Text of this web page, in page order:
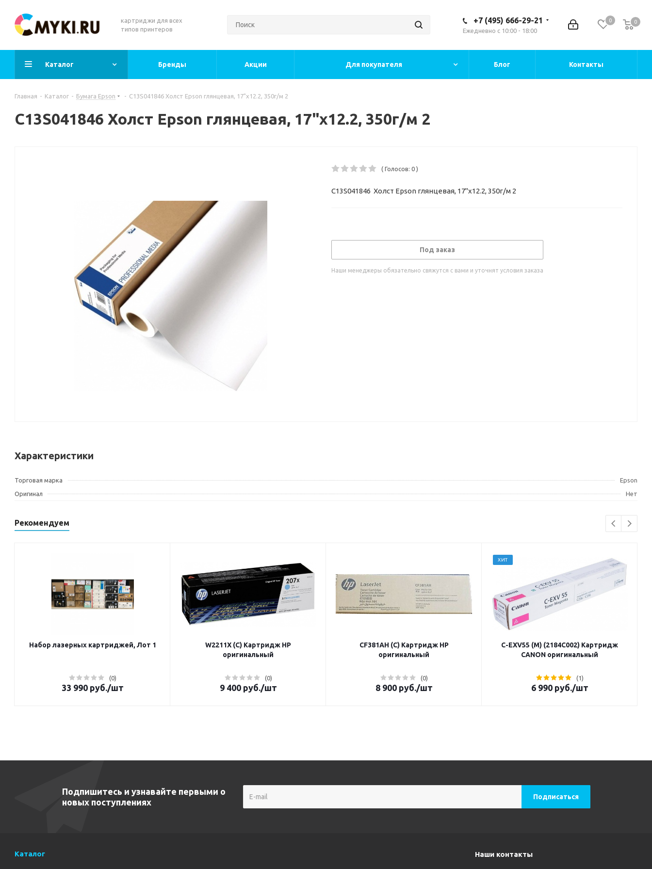
картриджи для всех
типов принтеров
0 0
+7 (495) 666-29-21
Ежедневно с 10:00 - 18:00
Каталог Бренды Акции Для покупателя Блог Контакты
Главная - Каталог - Бумага Epson - C13S041846 Холст Epson глянцевая, 17"х12.2, 350г/м 2
C13S041846 Холст Epson глянцевая, 17"х12.2, 350г/м 2
( Голосов: 0 )
C13S041846 Холст Epson глянцевая, 17"х12.2, 350г/м 2
Под заказ
Наши менеджеры обязательно свяжутся с вами и уточнят условия заказа
Характеристики
Торговая марка
Epson
Оригинал
Нет
Рекомендуем
Набор лазерных картриджей, Лот 1
(0)
33 990руб./шт
W2211X (C) Картридж HP
оригинальный
(0)
9 400руб./шт
CF381AH (C) Картридж HP
оригинальный
(0)
8 900руб./шт
ХИТ
C-EXV55 (M) (2184C002) Картридж
CANON оригинальный
(1)
6 990руб./шт
Подпишитесь и узнавайте первыми о
новых поступлениях
Каталог Наши контакты